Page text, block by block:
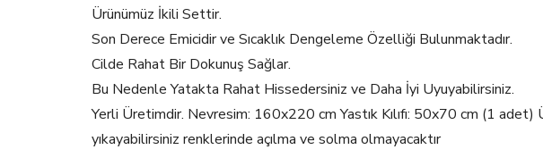
Ürünümüz İkili Settir.
Son Derece Emicidir ve Sıcaklık Dengeleme Özelliği Bulunmaktadır.
Cilde Rahat Bir Dokunuş Sağlar.
Bu Nedenle Yatakta Rahat Hissedersiniz ve Daha İyi Uyuyabilirsiniz.
Yerli Üretimdir. Nevresim: 160x220 cm Yastık Kılıfı: 50x70 cm (1
yıkayabilirsiniz renklerinde açılma ve solma olmayacaktır